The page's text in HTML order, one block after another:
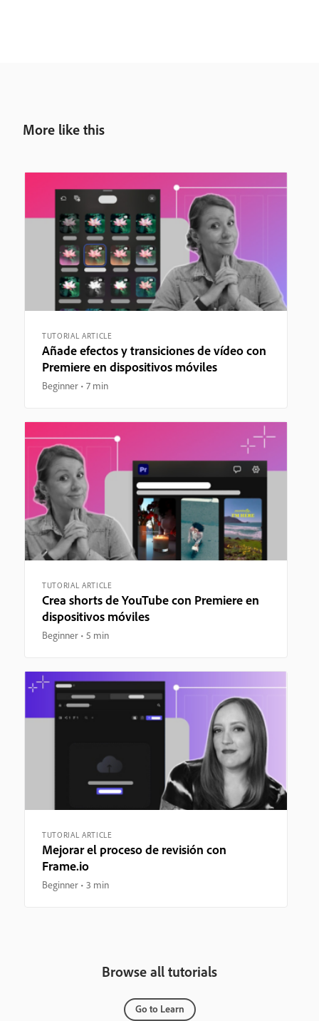
More like this
TUTORIAL ARTICLE
Añade efectos y transiciones de vídeo con
Premiere en dispositivos móviles
Beginner 7 min
TUTORIAL ARTICLE
Crea shorts de YouTube con Premiere en
dispositivos móviles
Beginner 5 min
TUTORIAL ARTICLE
Mejorar el proceso de revisión con
Frame.io
Beginner 3 min
Browse all tutorials
Go to Learn